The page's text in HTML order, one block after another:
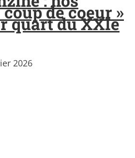
de coeur »
quart du XXIe
2026